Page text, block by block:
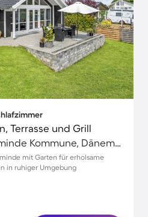
Terrasse und Grill
Kerteminde, Kerteminde Kommune, Dänemark
mit Garten für erholsame
in ruhiger Umgebung